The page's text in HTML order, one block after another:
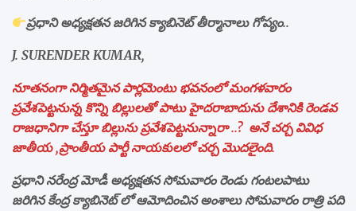
ప్రధాని అధ్యక్షతన జరిగిన క్యాబినెట్ తీర్మానాలు గోప్యం..
J. SURENDER KUMAR,
నూతనంగా నిర్మితమైన పార్లమెంటు భవనంలో మంగళవారం
ప్రవేశపెట్టనున్న కొన్ని బిల్లులతో పాటు హైదరాబాదును దేశానికి రెండవ
రాజధానిగా చేస్తూ బిల్లును ప్రవేశపెట్టనున్నారా ..? అనే చర్చ వివిధ
జాతీయ ,ప్రాంతీయ పార్టీ నాయకులలో చర్చ మొదలైంది.
ప్రధాని నరేంద్ర మోడీ అధ్యక్షతన సోమవారం రెండు గంటలపాటు
జరిగిన కేంద్ర క్యాబినెట్ లో ఆమోదించిన అంశాలు సోమవారం రాత్రి పది